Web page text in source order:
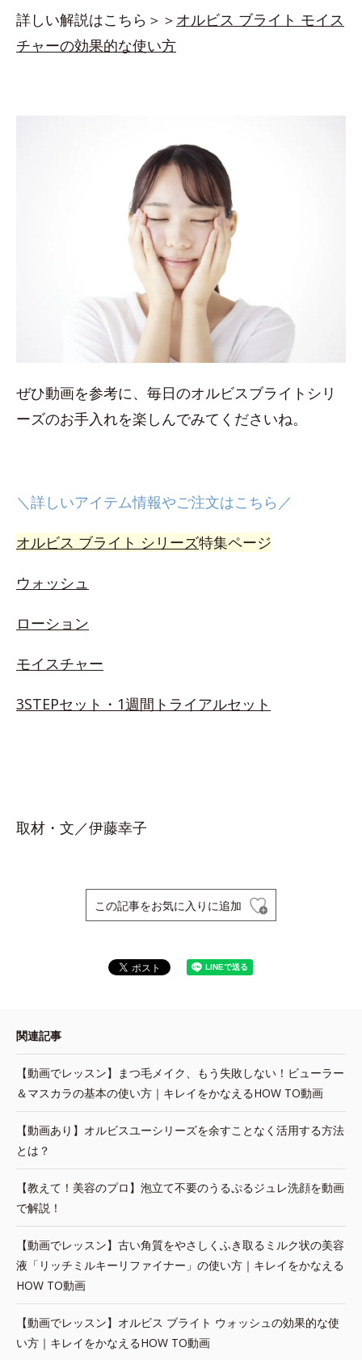
詳しい解説はこちら＞＞ オルビス ブライト モイス
チャーの効果的な使い方
ぜひ動画を参考に、毎日のオルビスブライトシリ
ーズのお手入れを楽しんでみてくださいね。
＼詳しいアイテム情報やご注文はこちら／
オルビス ブライト シリーズ特集ページ
ウォッシュ
ローション
モイスチャー
3STEPセット・1週間トライアルセット
取材・文／伊藤幸子
この記事をお気に入りに追加
関連記事
【動画でレッスン】まつ毛メイク、もう失敗しない！ビューラー
＆マスカラの基本の使い方｜キレイをかなえるHOW TO動画
【動画あり】オルビスユーシリーズを余すことなく活用する方法
とは？
【教えて！美容のプロ】泡立て不要のうるぷるジュレ洗顔を動画
で解説！
【動画でレッスン】古い角質をやさしくふき取るミルク状の美容
液「リッチミルキーリファイナー」の使い方｜キレイをかなえる
HOW TO動画
【動画でレッスン】オルビス ブライト ウォッシュの効果的な使
い方｜キレイをかなえるHOW TO動画